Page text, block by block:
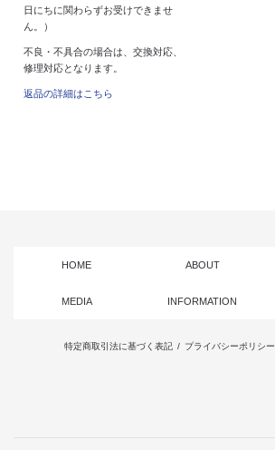
日にちに関わらずお受けできませ
ん。）
不良・不具合の場合は、交換対応、
修理対応となります。
返品の詳細はこちら
HOME ABOUT
MEDIA INFORMATION
特定商取引法に基づく表記 / プライバシーポリシー